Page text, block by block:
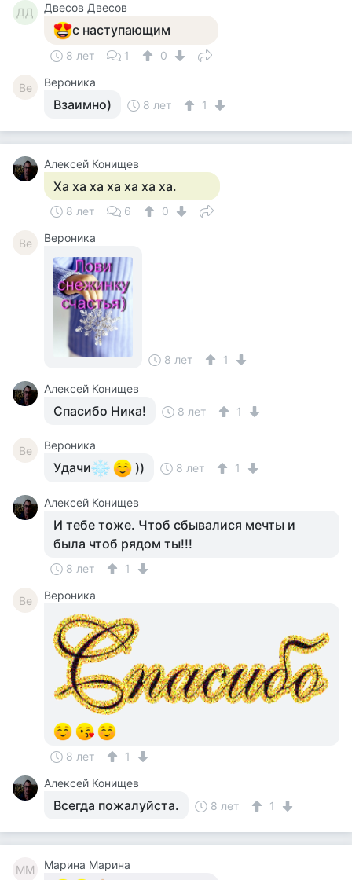
ДД Двесов Двесов
с наступающим
8 лет 1 0
Ве Вероника
Взаимно) 8 лет 1
Алексей Конищев
Ха ха ха ха ха ха ха.
8 лет 6 0
Ве Вероника
8 лет 1
Алексей Конищев
Спасибо Ника! 8 лет 1
Ве Вероника
Удачи )) 8 лет 1
Алексей Конищев
И тебе тоже. Чтоб сбывалися мечты и
была чтоб рядом ты!!!
8 лет 1
Ве Вероника
8 лет
1
Алексей Конищев
Всегда пожалуйста. 8 лет 1
ММ Марина Марина